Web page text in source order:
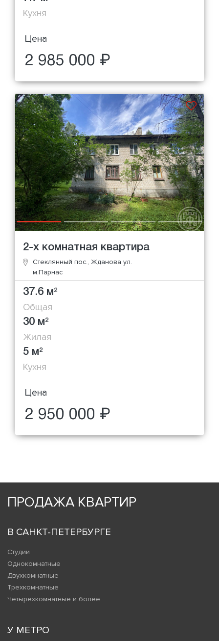
Кухня
Цена
2 985 000 ₽
2-х комнатная квартира
Стеклянный пос., Жданова ул.
м.Парнас
37.6 м2
Общая
30 м2
Жилая
5 м2
Кухня
Цена
2 950 000 ₽
ПРОДАЖА КВАРТИР
В САНКТ-ПЕТЕРБУРГЕ
Студии
Однокомнатные
Двухкомнатные
Трехкомнатные
Четырехкомнатные и более
У МЕТРО